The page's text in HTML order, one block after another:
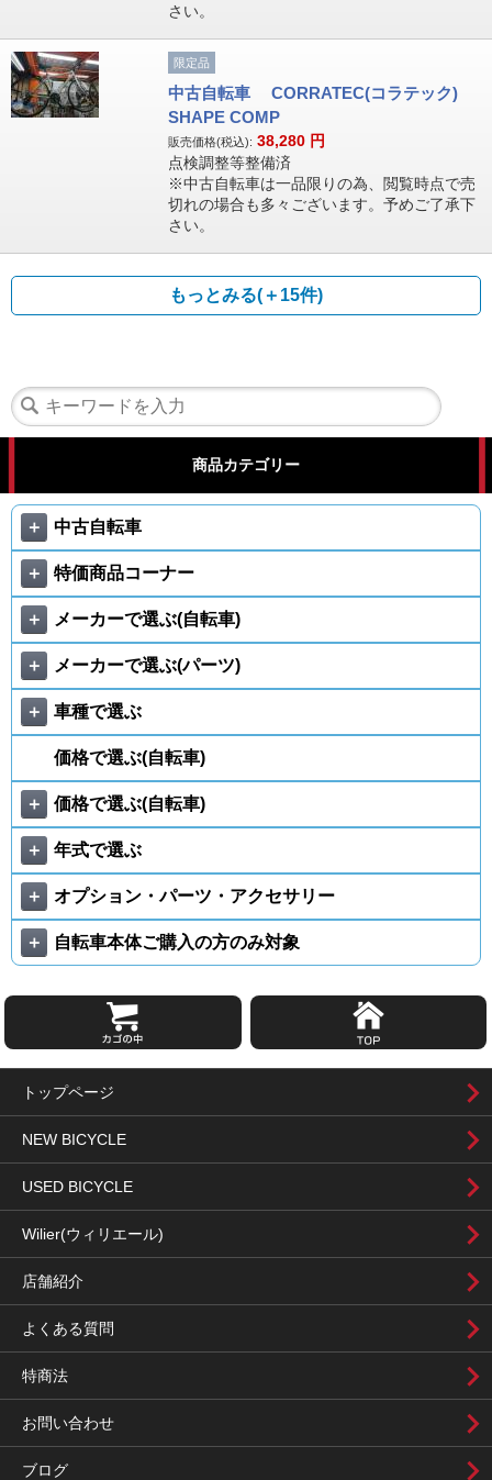
さい。
限定品
中古自転車 CORRATEC(コラテック)
SHAPE COMP
販売価格(税込): 38,280 円
点検調整等整備済
※中古自転車は一品限りの為、閲覧時点で売
切れの場合も多々ございます。予めご了承下
さい。
もっとみる(＋15件)
商品カテゴリー
＋ 中古自転車
＋ 特価商品コーナー
＋ メーカーで選ぶ(自転車)
＋ メーカーで選ぶ(パーツ)
＋ 車種で選ぶ
価格で選ぶ(自転車)
＋ 価格で選ぶ(自転車)
＋ 年式で選ぶ
＋ オプション・パーツ・アクセサリー
＋ 自転車本体ご購入の方のみ対象
トップページ
NEW BICYCLE
USED BICYCLE
Wilier(ウィリエール)
店舗紹介
よくある質問
特商法
お問い合わせ
ブログ